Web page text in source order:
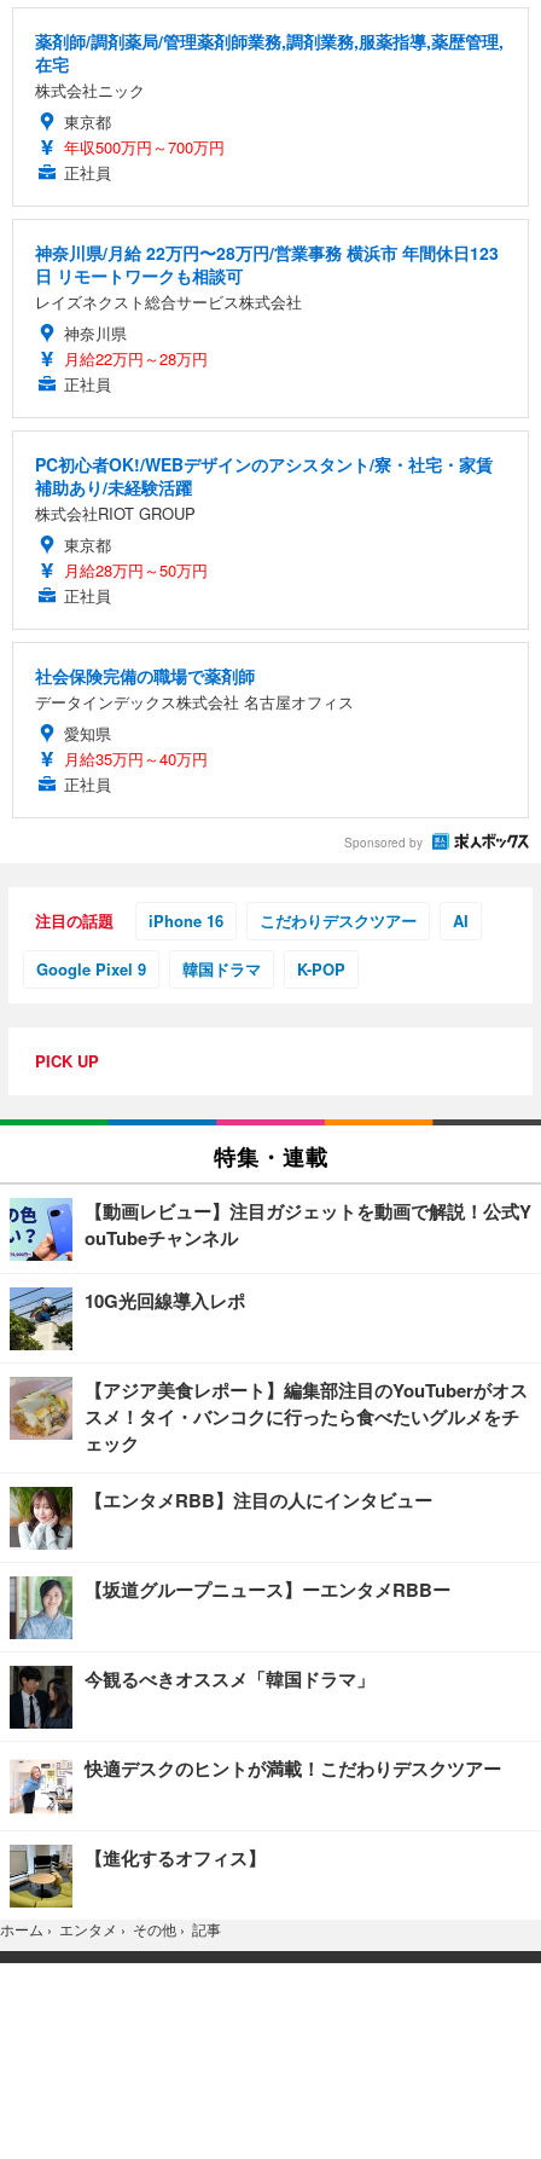
薬剤師/調剤薬局/管理薬剤師業務,調剤業務,服薬指導,薬歴管理,
在宅
株式会社ニック
東京都
年収500万円～700万円
正社員
神奈川県/月給 22万円〜28万円/営業事務 横浜市 年間休日123
日 リモートワークも相談可
レイズネクスト総合サービス株式会社
神奈川県
月給22万円～28万円
正社員
PC初心者OK!/WEBデザインのアシスタント/寮・社宅・家賃
補助あり/未経験活躍
株式会社RIOT GROUP
東京都
月給28万円～50万円
正社員
社会保険完備の職場で薬剤師
データインデックス株式会社 名古屋オフィス
愛知県
月給35万円～40万円
正社員
Sponsored by
注目の話題 iPhone 16 こだわりデスクツアー AI
Google Pixel 9 韓国ドラマ K-POP
PICK UP
特集・連載
【動画レビュー】注目ガジェットを動画で解説！公式Y
ouTubeチャンネル
10G光回線導入レポ
【アジア美食レポート】編集部注目のYouTuberがオス
スメ！タイ・バンコクに行ったら食べたいグルメをチ
ェック
【エンタメRBB】注目の人にインタビュー
【坂道グループニュース】ーエンタメRBBー
今観るべきオススメ「韓国ドラマ」
快適デスクのヒントが満載！こだわりデスクツアー
【進化するオフィス】
ホーム › エンタメ › その他 › 記事